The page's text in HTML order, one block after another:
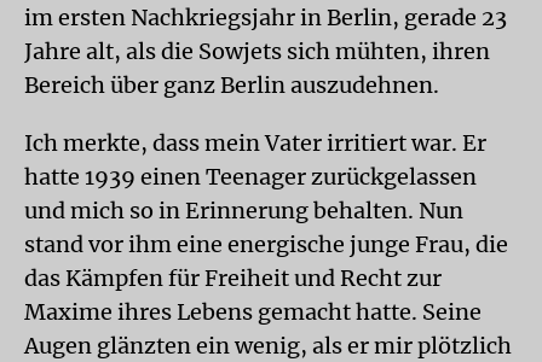
im ersten Nachkriegsjahr in Berlin, gerade 23
Jahre alt, als die Sowjets sich mühten, ihren
Bereich über ganz Berlin auszudehnen.
Ich merkte, dass mein Vater irritiert war. Er
hatte 1939 einen Teenager zurückgelassen
und mich so in Erinnerung behalten. Nun
stand vor ihm eine energische junge Frau, die
das Kämpfen für Freiheit und Recht zur
Maxime ihres Lebens gemacht hatte. Seine
Augen glänzten ein wenig, als er mir plötzlich